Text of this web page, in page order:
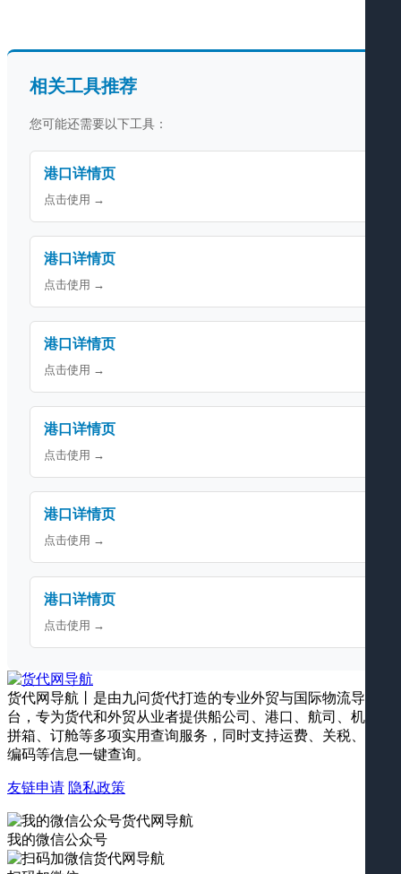
相关工具推荐
您可能还需要以下工具：
港口详情页
点击使用 →
港口详情页
点击使用 →
港口详情页
点击使用 →
港口详情页
点击使用 →
港口详情页
点击使用 →
港口详情页
点击使用 →
货代网导航丨是由九问货代打造的专业外贸与国际物流导航平
台，专为货代和外贸从业者提供船公司、港口、航司、机场、
拼箱、订舱等多项实用查询服务，同时支持运费、关税、海关
编码等信息一键查询。
友链申请 隐私政策
我的微信公众号